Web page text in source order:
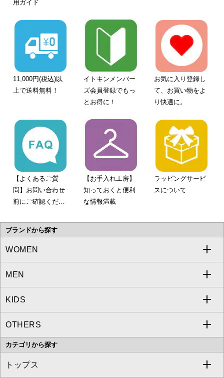
用ガイド
11,000円(税込)以
上で送料無料！
イトキンメンバー
ズ会員登録でもっ
とお得に！
お気に入り登録し
て、お買い物をよ
り快適に。
【よくあるご質
問】お問い合わせ
前にご確認くださ
【お手入れ工房】
知っておくと便利
な情報満載
ラッピングサービ
スについて
ブランドから探す
WOMEN
a.v.v
MICHEL KLEIN
MK MICHEL KLEIN
OFUON le MK
MEN
a.v.v
MICHEL KLEIN HOMME
MK MICHEL KLEIN HOMME
KIDS
a.v.v
OTHERS
MK MICHEL KLEIN BAG
カテゴリから探す
トップス